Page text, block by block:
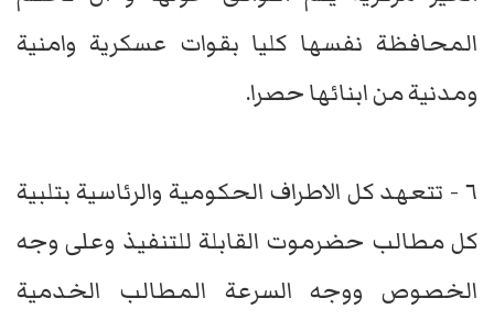
المحافظة نفسها كليا بقوات عسكرية وامنية
ومدنية من ابنائها حصرا.
٦ - تتعهد كل الاطراف الحكومية والرئاسية بتلبية
كل مطالب حضرموت القابلة للتنفيذ وعلى وجه
الخصوص ووجه السرعة المطالب الخدمية